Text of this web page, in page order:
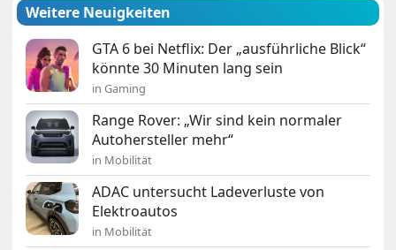
Weitere Neuigkeiten
GTA 6 bei Netflix: Der „ausführliche Blick“
könnte 30 Minuten lang sein
in Gaming
Range Rover: „Wir sind kein normaler
Autohersteller mehr“
in Mobilität
ADAC untersucht Ladeverluste von
Elektroautos
in Mobilität